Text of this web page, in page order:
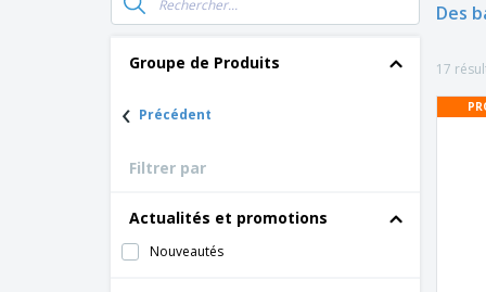
Groupe de Produits
‹ Précédent
Filtrer par
Actualités et promotions
Nouveautés
Des
17